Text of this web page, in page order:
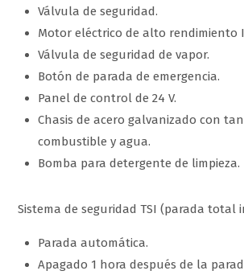
Válvula de seguridad.
Motor eléctrico de alto rendimiento
Válvula de seguridad de vapor.
Botón de parada de emergencia.
Panel de control de 24 V.
Chasis de acero galvanizado con
combustible y agua.
Bomba para detergente de limpieza.
Sistema de seguridad TSI (parada total
Parada automática.
Apagado 1 hora después de la